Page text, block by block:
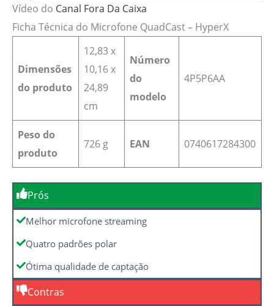
Vídeo do Canal Fora Da Caixa
Ficha Técnica do Microfone QuadCast – HyperX
Dimensões
do produto
‎12,83 x
10,16 x
24,89
cm
Número
do
modelo
‎4P5P6AA
Peso do
produto
‎726 g EAN 0740617284300
Prós
Melhor microfone streaming
Quatro padrões polar
Ótima qualidade de captação
Contras